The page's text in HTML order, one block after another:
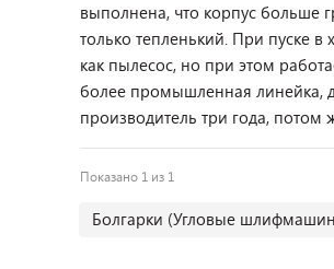
выполнена, что корпус больше
только тепленький. При пуске в
как пылесос, но при этом
более промышленная линейка,
производитель три года, потом
Показано 1 из 1
Болгарки (Угловые